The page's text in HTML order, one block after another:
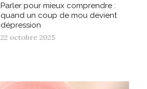
Parler pour mieux comprendre :
quand un coup de mou devient
dépression
22 octobre 2025